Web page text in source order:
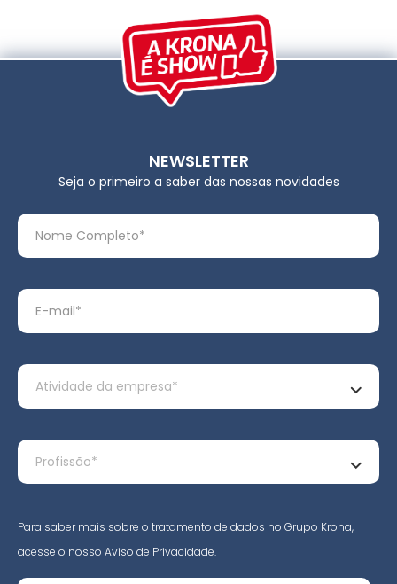
NEWSLETTER
Seja o primeiro a saber das nossas novidades
Para saber mais sobre o tratamento de dados no Grupo Krona,
acesse o nosso Aviso de Privacidade.